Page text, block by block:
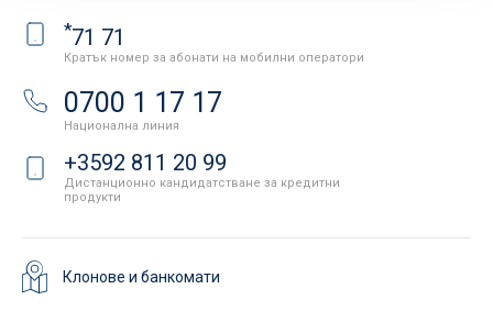
*71 71
Кратък номер за абонати на мобилни оператори
0700 1 17 17
Национална линия
+3592 811 20 99
Дистанционно кандидатстване за кредитни
продукти
Клонове и банкомати